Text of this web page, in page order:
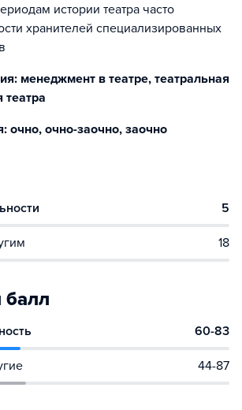
истории театра часто
хранителей специализированных
менеджмент в театре, театральная
театра
очно, очно-заочно, заочно
5
18
балл
60-83
44-87